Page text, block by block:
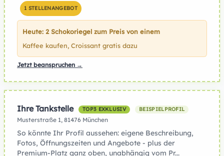
1 STELLENANGEBOT
Heute: 2 Schokoriegel zum Preis von einem
Kaffee kaufen, Croissant gratis dazu
Jetzt beanspruchen →
Ihre Tankstelle TOP3 EXKLUSIV BEISPIELPROFIL
Musterstraße 1, 81476 München
So könnte Ihr Profil aussehen: eigene Beschreibung,
Fotos, Öffnungszeiten und Angebote - plus der
Premium-Platz ganz oben, unabhängig vom Pr...